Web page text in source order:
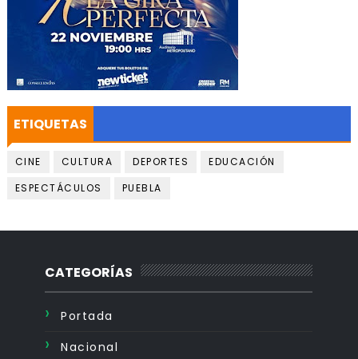
ETIQUETAS
CINE CULTURA DEPORTES
EDUCACIÓN
ESPECTÁCULOS
PUEBLA
CATEGORÍAS
Portada
Nacional